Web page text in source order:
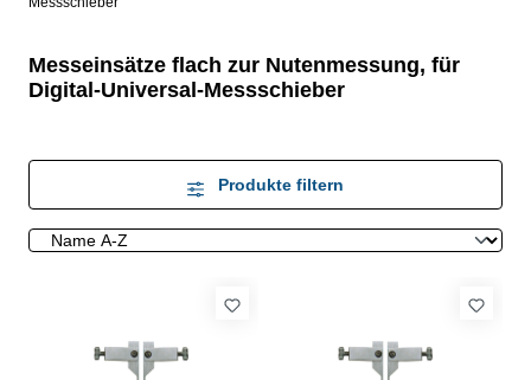
Messeinsätze flach zur Nutenmessung, für
Digital-Universal-Messschieber
Produkte filtern